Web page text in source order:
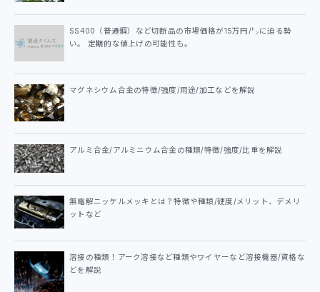
SS400（普通鋼）など切断品の市場価格が15万円/㌧に迫る勢
い。 定期的な値上げの可能性も。
マグネシウム合金の特徴/強度/用途/加工などを解説
アルミ合金/アルミニウム合金の種類/特徴/強度/比重を解説
無電解ニッケルメッキとは？特徴や種類/硬度/メリット、デメリ
ットなど
溶接の種類！アーク溶接など種類やワイヤーなど溶接機器/資格な
どを解説